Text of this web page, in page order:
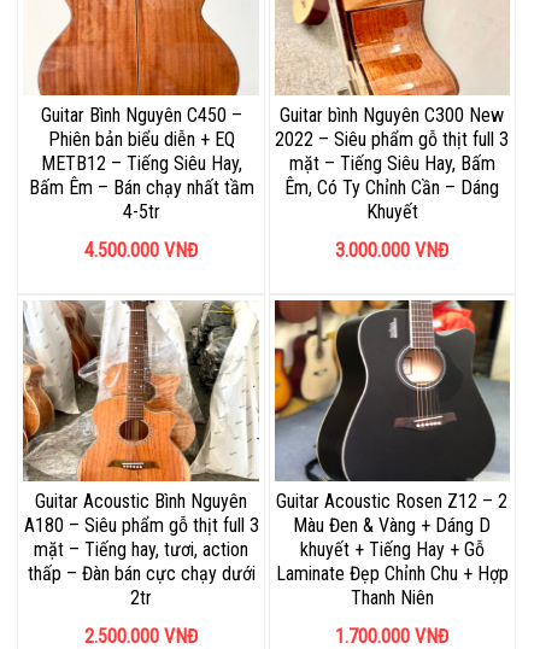
Guitar Bình Nguyên C450 –
Phiên bản biểu diễn + EQ
METB12 – Tiếng Siêu Hay,
Bấm Êm – Bán chạy nhất tầm
4-5tr
4.500.000 VNĐ
Guitar bình Nguyên C300 New
2022 – Siêu phẩm gỗ thịt full 3
mặt – Tiếng Siêu Hay, Bấm
Êm, Có Ty Chỉnh Cần – Dáng
Khuyết
3.000.000 VNĐ
Guitar Acoustic Bình Nguyên
A180 – Siêu phẩm gỗ thịt full 3
mặt – Tiếng hay, tươi, action
thấp – Đàn bán cực chạy dưới
2tr
2.500.000 VNĐ
Guitar Acoustic Rosen Z12 – 2
Màu Đen & Vàng + Dáng D
khuyết + Tiếng Hay + Gỗ
Laminate Đẹp Chỉnh Chu + Hợp
Thanh Niên
1.700.000 VNĐ